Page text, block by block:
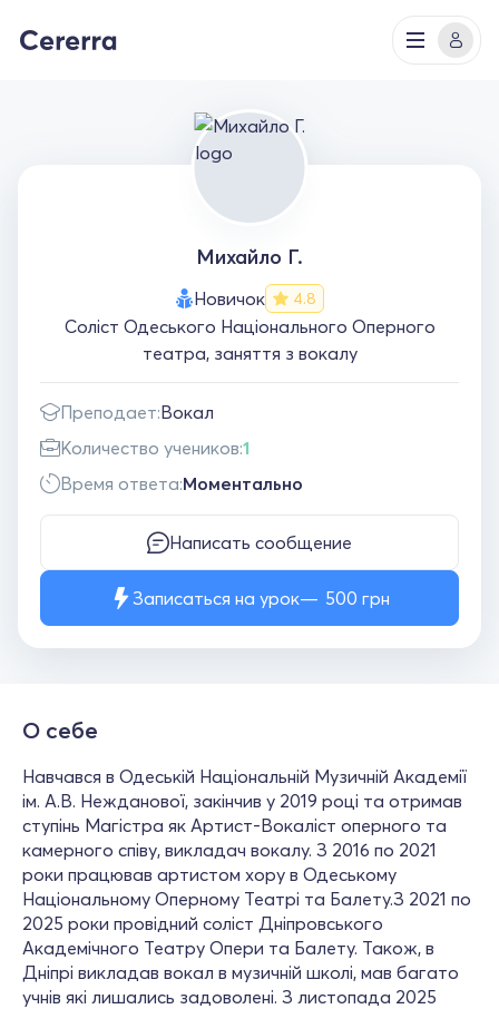
Михайло Г.
Новичок 4.8
Соліст Одеського Національного Оперного
театра, заняття з вокалу
Преподает:Вокал
Количество учеников:1
Время ответа:Моментально
Написать сообщение
Записаться на урок 500 грн
О себе
Навчався в Одеській Національній Музичній Академії
ім. А.В. Нежданової, закінчив у 2019 році та отримав
ступінь Магістра як Артист-Вокаліст оперного та
камерного співу, викладач вокалу. З 2016 по 2021
роки працював артистом хору в Одеському
Національному Оперному Театрі та Балету.З 2021 по
2025 роки провідний соліст Дніпровського
Академічного Театру Опери та Балету. Також, в
Дніпрі викладав вокал в музичній школі, мав багато
учнів які лишались задоволені. З листопада 2025